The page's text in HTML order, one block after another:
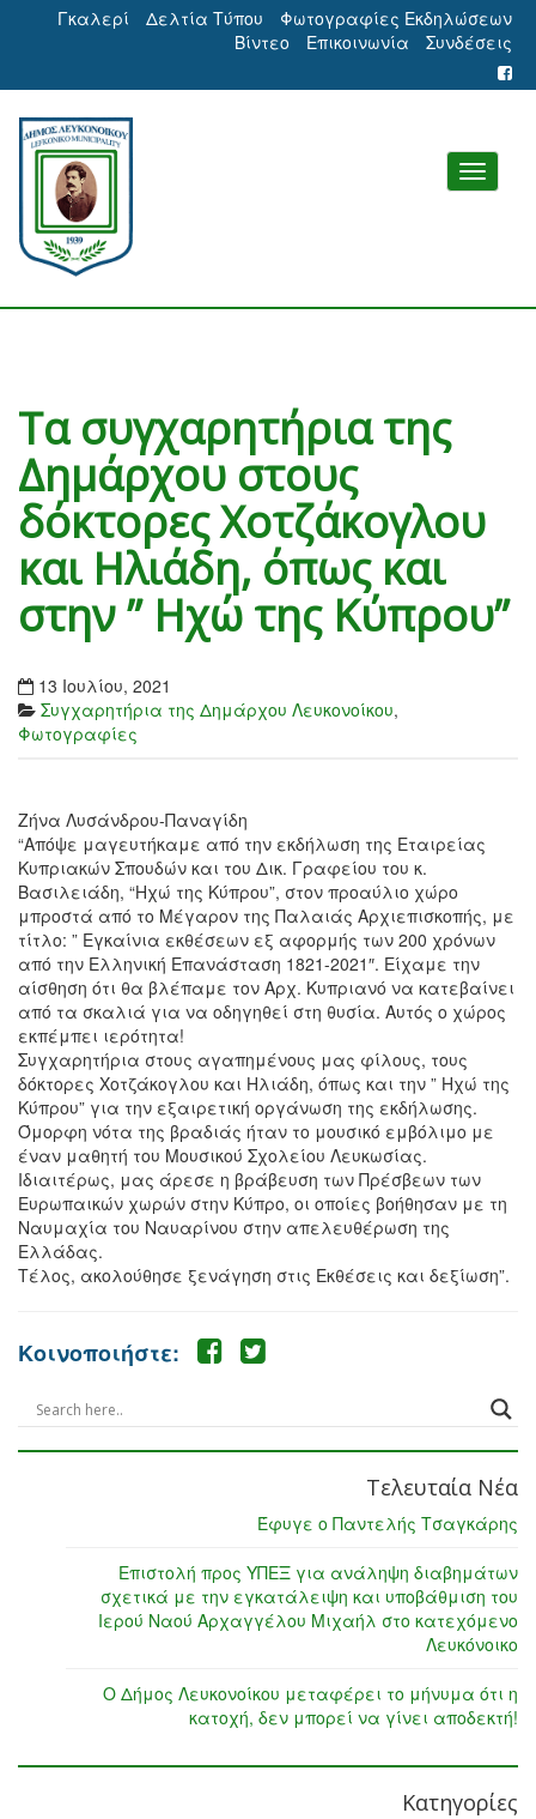
Γκαλερί Δελτία Τύπου
Φωτογραφίες Εκδηλώσεων
Βίντεο
Επικοινωνία Συνδέσεις
Τα συγχαρητήρια της
Δημάρχου στους
δόκτορες Χοτζάκογλου
και Ηλιάδη, όπως και
στην ” Ηχώ της Κύπρου”
13 Ιουλίου, 2021
Συγχαρητήρια της Δημάρχου Λευκονοίκου,
Φωτογραφίες
Ζήνα Λυσάνδρου-Παναγίδη
“Απόψε μαγευτήκαμε από την εκδήλωση της Εταιρείας
Κυπριακών Σπουδών και του Δικ. Γραφείου του κ.
Βασιλειάδη, “Ηχώ της Κύπρου”, στον προαύλιο χώρο
μπροστά από το Μέγαρον της Παλαιάς Αρχιεπισκοπής, με
τίτλο: ” Εγκαίνια εκθέσεων εξ αφορμής των 200 χρόνων
από την Ελληνική Επανάσταση 1821-2021″. Είχαμε την
αίσθηση ότι θα βλέπαμε τον Αρχ. Κυπριανό να κατεβαίνει
από τα σκαλιά για να οδηγηθεί στη θυσία. Αυτός ο χώρος
εκπέμπει ιερότητα!
Συγχαρητήρια στους αγαπημένους μας φίλους, τους
δόκτορες Χοτζάκογλου και Ηλιάδη, όπως και την ” Ηχώ της
Κύπρου” για την εξαιρετική οργάνωση της εκδήλωσης.
Όμορφη νότα της βραδιάς ήταν το μουσικό εμβόλιμο με
έναν μαθητή του Μουσικού Σχολείου Λευκωσίας.
Ιδιαιτέρως, μας άρεσε η βράβευση των Πρέσβεων των
Ευρωπαικών χωρών στην Κύπρο, οι οποίες βοήθησαν με τη
Ναυμαχία του Ναυαρίνου στην απελευθέρωση της
Ελλάδας.
Τέλος, ακολούθησε ξενάγηση στις Εκθέσεις και δεξίωση”.
Κοινοποιήστε:
Τελευταία Νέα
Έφυγε ο Παντελής Τσαγκάρης
Επιστολή προς ΥΠΕΞ για ανάληψη διαβημάτων
σχετικά με την εγκατάλειψη και υποβάθμιση του
Ιερού Ναού Αρχαγγέλου Μιχαήλ στο κατεχόμενο
Λευκόνοικο
Ο Δήμος Λευκονοίκου μεταφέρει το μήνυμα ότι η
κατοχή, δεν μπορεί να γίνει αποδεκτή!
Κατηγορίες